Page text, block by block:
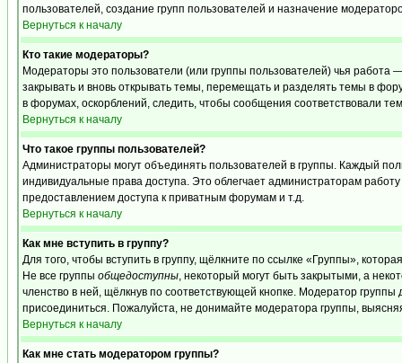
пользователей, создание групп пользователей и назначение
Вернуться к началу
Кто такие модераторы?
Модераторы это пользователи (или группы пользователей) чья
закрывать и вновь открывать темы, перемещать и разделять темы в
в форумах, оскорблений, следить, чтобы сообщения соответствовали
Вернуться к началу
Что такое группы пользователей?
Администраторы могут объединять пользователей в группы. Каждый
индивидуальные права доступа. Это облегчает администраторам
предоставлением доступа к приватным форумам и т.д.
Вернуться к началу
Как мне вступить в группу?
Для того, чтобы вступить в группу, щёлкните по ссылке «Группы»,
Не все группы общедоступны, некоторый могут быть закрытыми, а
членство в ней, щёлкнув по соответствующей кнопке. Модератор
присоединиться. Пожалуйста, не донимайте модератора группы,
Вернуться к началу
Как мне стать модератором группы?